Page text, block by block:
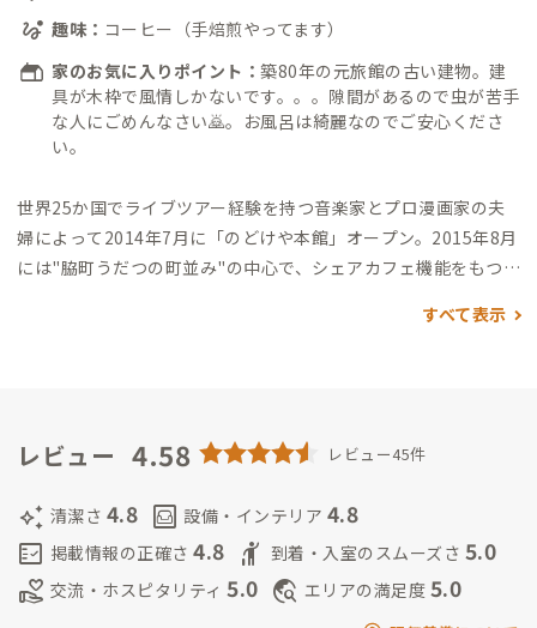
趣味： コーヒー（手焙煎やってます）
家のお気に入りポイント： 築80年の元旅館の古い建物。建
具が木枠で風情しかないです。。。隙間があるので虫が苦手
な人にごめんなさい🙇。お風呂は綺麗なのでご安心くださ
い。
世界25か国でライブツアー経験を持つ音楽家とプロ漫画家の夫
婦によって2014年7月に「のどけや本館」オープン。 2015年8月
には"脇町うだつの町並み"の中心で、シェアカフェ機能をもつ2
ストたちと、町並みの歴史が織りなす独特な空気感が、旅人にと
日常的に生まれる空間です。●のどけやの魅力ポイント
トが織りなす多文化交流。異なるバックグラウンドを持つ人々
と、自然体で会話が弾む心地よさがここにはあります。
とアートが溶け込む日常オーナー夫婦のバックグラウンドを
活かした環境。滞在中に様々なアートに触れる機会があります。
すべて表示
レビュー 4.58 レビュー45件
auto_awesome 清潔さ 4.8 living 設備・インテリア 4.8
fact_check 掲載情報の正確さ 4.8 hail 到着・入室のスムーズさ 5.0
volunteer_activism 交流・ホスピタリティ 5.0 travel_explore エリアの満足度 5.0